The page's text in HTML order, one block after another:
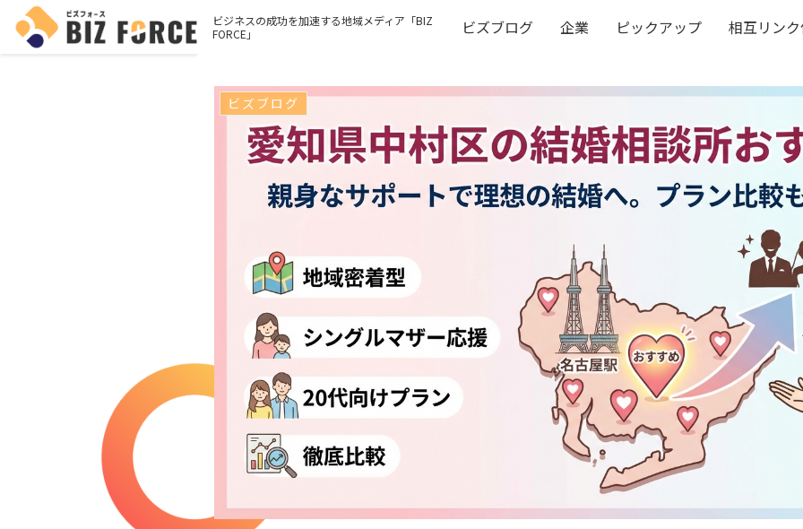
ビジネスの成功を加速する地域メディア「BIZ
FORCE」
ビズブログ 企業 ピックアップ 相互リン
ビズブログ